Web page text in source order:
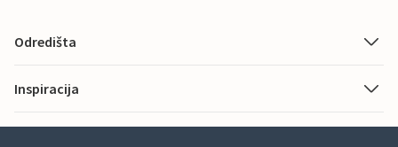
Odredišta
Inspiracija